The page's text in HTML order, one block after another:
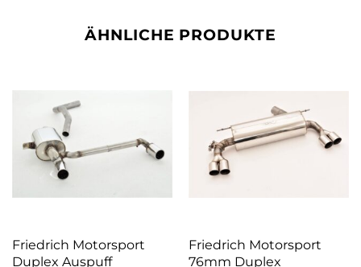
ÄHNLICHE PRODUKTE
Friedrich Motorsport
Duplex Auspuff
Friedrich Motorsport
76mm Duplex